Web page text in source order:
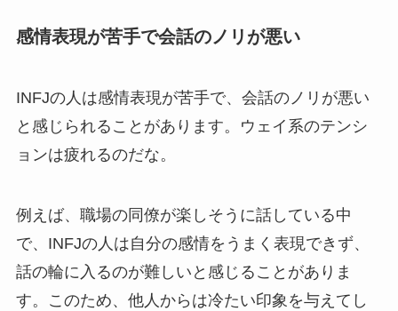
感情表現が苦手で会話のノリが悪い
INFJの人は感情表現が苦手で、会話のノリが悪い
と感じられることがあります。ウェイ系のテンシ
ョンは疲れるのだな。
例えば、職場の同僚が楽しそうに話している中
で、INFJの人は自分の感情をうまく表現できず、
話の輪に入るのが難しいと感じることがありま
す。このため、他人からは冷たい印象を与えてし